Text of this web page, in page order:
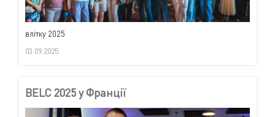
влітку 2025
03.09.2025
BELC 2025 у Франції